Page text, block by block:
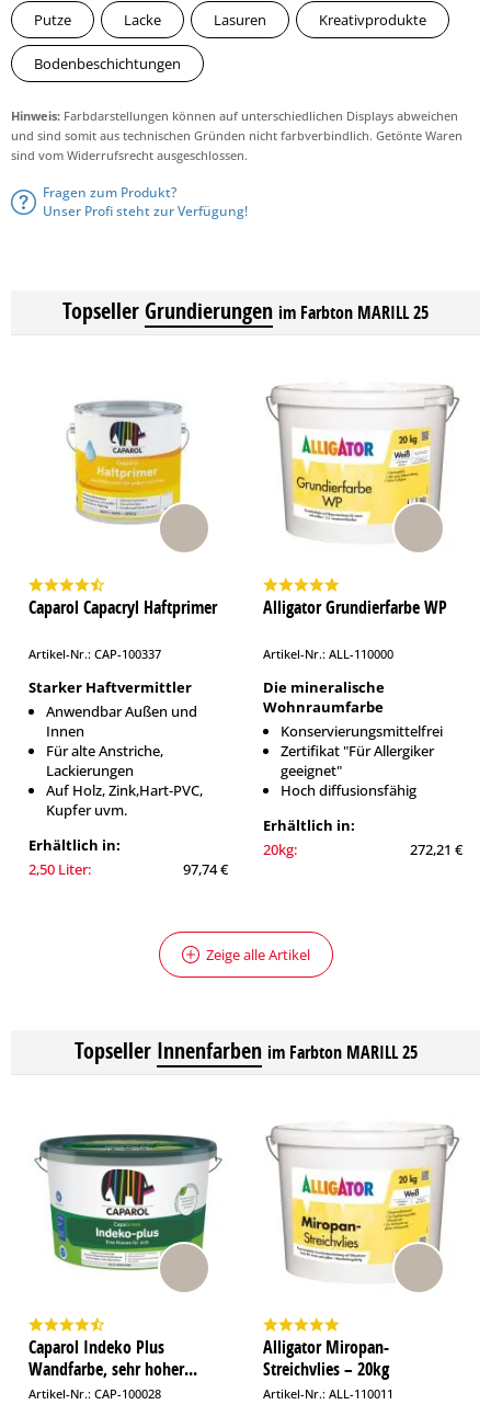
Putze Lacke Lasuren Kreativprodukte
Bodenbeschichtungen
Hinweis: Farbdarstellungen können auf unterschiedlichen Displays abweichen
und sind somit aus technischen Gründen nicht farbverbindlich. Getönte Waren
sind vom Widerrufsrecht ausgeschlossen.
Fragen zum Produkt?
Unser Profi steht zur Verfügung!
TopsellerGrundierungen im Farbton MARILL 25
Caparol Capacryl Haftprimer
Artikel-Nr.: CAP-100337
Starker Haftvermittler
Anwendbar Außen und
Innen
Für alte Anstriche,
Lackierungen
Auf Holz, Zink,Hart-PVC,
Kupfer uvm.
Erhältlich in:
2,50 Liter:
97,74 €
Alligator Grundierfarbe WP
Artikel-Nr.: ALL-110000
Die mineralische
Wohnraumfarbe
Konservierungsmittelfrei
Zertifikat "Für Allergiker
geeignet"
Hoch diffusionsfähig
Erhältlich in:
20kg:
272,21 €
Zeige alle Artikel
Topseller Innenfarben im Farbton MARILL 25
Caparol Indeko Plus
Wandfarbe, sehr hoher...
Artikel-Nr.: CAP-100028
Alligator Miropan-
Streichvlies – 20kg
Artikel-Nr.: ALL-110011